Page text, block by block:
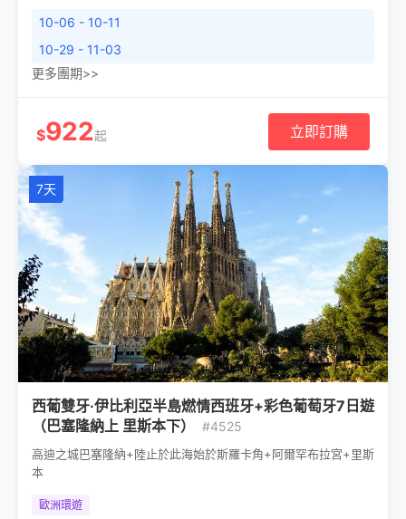
10-06 - 10-11
10-29 - 11-03
更多團期>>
$922起 立即訂購
7天
西葡雙牙·伊比利亞半島燃情西班牙+彩色葡萄牙7日遊
（巴塞隆納上 里斯本下）
#4525
高迪之城巴塞隆納+陸止於此海始於斯羅卡角+阿爾罕布拉宮+里斯
本
歐洲環遊